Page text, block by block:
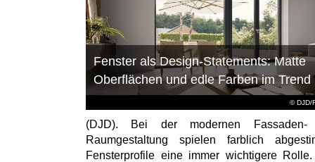
© DJD/
Fenster als Design-Statements: Matte
Oberflächen und edle Farben im Trend
(DJD). Bei der modernen Fassaden-
Raumgestaltung spielen farblich
Fensterprofile eine immer wichtigere